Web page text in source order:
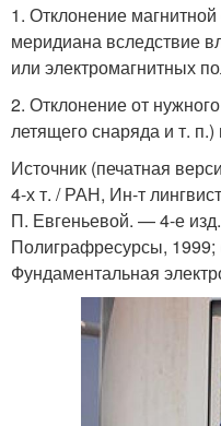
1. Отклонение
меридиана вследствие
или электромагнитных
2. Отклонение от
летящего снаряда и т.
Источник (печатная
4-х т. / РАН, Ин-т
П. Евгеньевой. — 4-е
Полиграфресурсы, 1999;
Фундаментальная